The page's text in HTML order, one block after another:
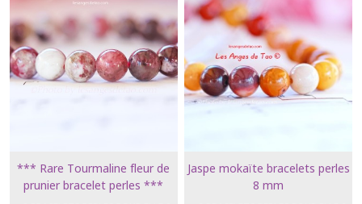
*** Rare Tourmaline fleur de
prunier bracelet perles ***
Jaspe mokaïte bracelets perles
8 mm